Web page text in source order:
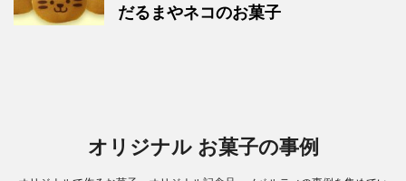
だるまやネコのお菓子
オリジナル お菓子の事例